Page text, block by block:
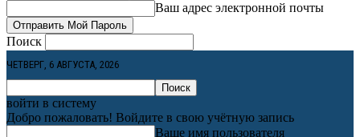
Ваш адрес электронной почты
Поиск
ЧЕТВЕРГ, 6 АВГУСТА, 2026
войти в систему
Добро пожаловать! Войдите в свою учётную запись
Ваше имя пользователя